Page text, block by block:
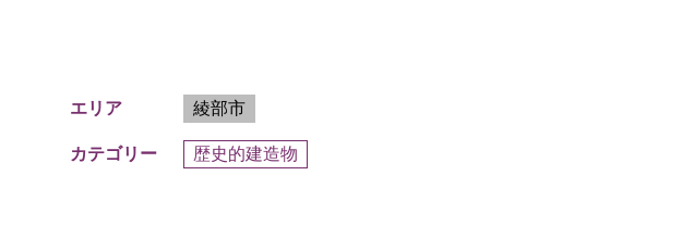
エリア 綾部市
カテゴリー 歴史的建造物